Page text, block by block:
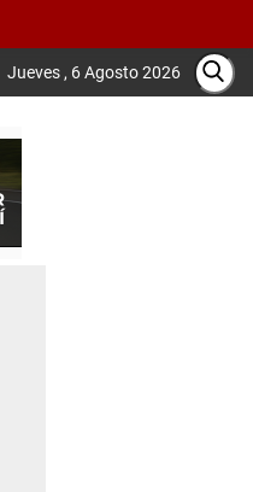
Jueves , 6 Agosto 2026